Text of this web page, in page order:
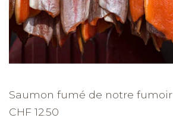
Saumon fumé de notre fumoir
CHF 12.50